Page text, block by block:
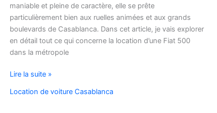
maniable et pleine de caractère, elle se prête
particulièrement bien aux ruelles animées et aux grands
boulevards de Casablanca. Dans cet article, je vais explorer
en détail tout ce qui concerne la location d’une Fiat 500
dans la métropole
Voyager
Casablanca
Lire la suite »
Location de voiture Casablanca